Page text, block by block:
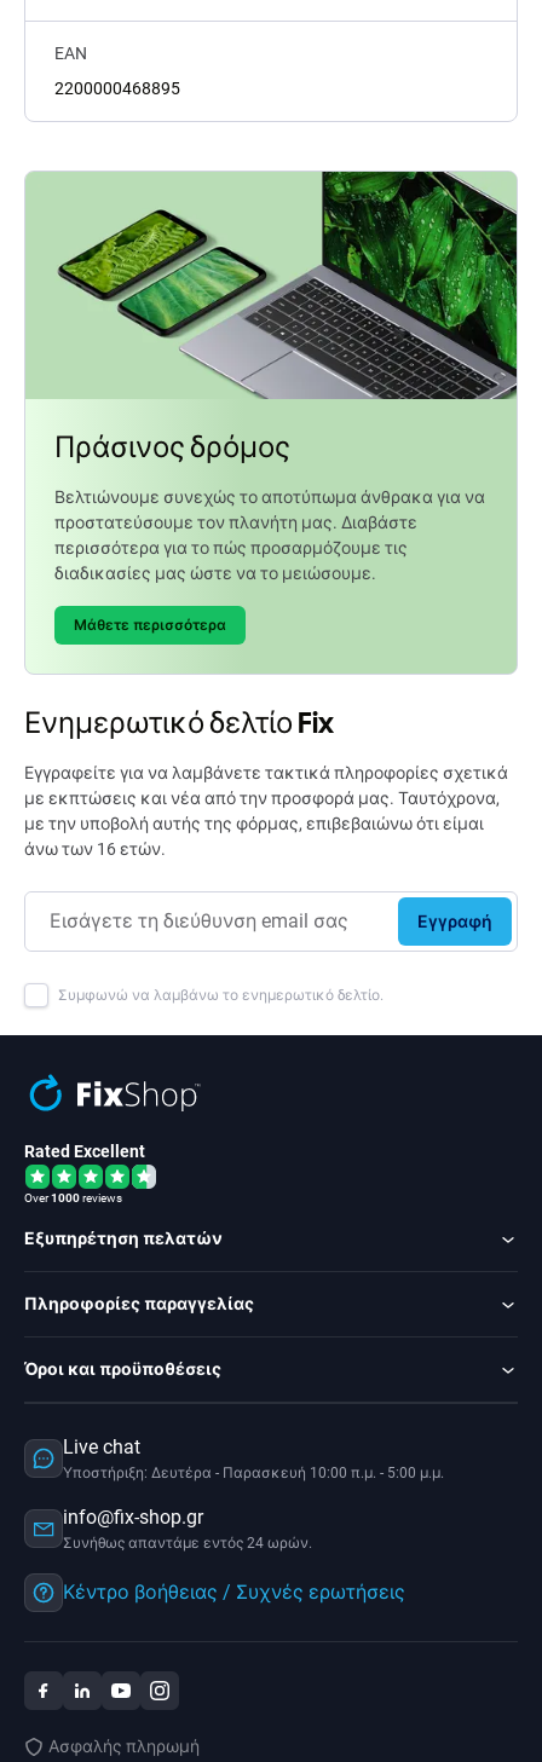
EAN
2200000468895
Πράσινος δρόμος
Βελτιώνουμε συνεχώς το αποτύπωμα άνθρακα για να
προστατεύσουμε τον πλανήτη μας. Διαβάστε
περισσότερα για το πώς προσαρμόζουμε τις
διαδικασίες μας ώστε να το μειώσουμε.
Μάθετε περισσότερα
Ενημερωτικό δελτίο Fix
Εγγραφείτε για να λαμβάνετε τακτικά πληροφορίες σχετικά
με εκπτώσεις και νέα από την προσφορά μας. Ταυτόχρονα,
με την υποβολή αυτής της φόρμας, επιβεβαιώνω ότι είμαι
άνω των 16 ετών.
Εγγραφή
Συμφωνώ να λαμβάνω το ενημερωτικό δελτίο.
Rated Excellent
Over1000reviews
Εξυπηρέτηση πελατών
Πληροφορίες παραγγελίας
Όροι και προϋποθέσεις
Live chat
Υποστήριξη: Δευτέρα - Παρασκευή 10:00 π.μ. - 5:00 μ.μ.
info@fix-shop.gr
Συνήθως απαντάμε εντός 24 ωρών.
Κέντρο βοήθειας / Συχνές ερωτήσεις
Ασφαλής πληρωμή